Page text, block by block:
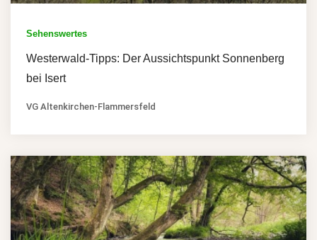
Sehenswertes
Westerwald-Tipps: Der Aussichtspunkt Sonnenberg
bei Isert
VG Altenkirchen-Flammersfeld